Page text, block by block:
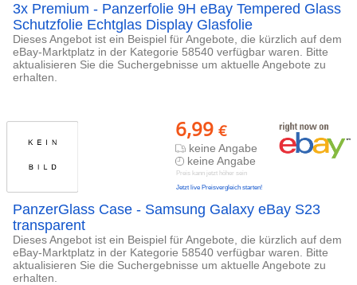
3x Premium - Panzerfolie 9H eBay Tempered Glass
Schutzfolie Echtglas Display Glasfolie
Dieses Angebot ist ein Beispiel für Angebote, die kürzlich auf dem
eBay-Marktplatz in der Kategorie 58540 verfügbar waren. Bitte
aktualisieren Sie die Suchergebnisse um aktuelle Angebote zu
erhalten.
6,99 €
keine Angabe
keine Angabe
Preis kann jetzt höher sein
Jetzt live Preisvergleich starten!
PanzerGlass Case - Samsung Galaxy eBay S23
transparent
Dieses Angebot ist ein Beispiel für Angebote, die kürzlich auf dem
eBay-Marktplatz in der Kategorie 58540 verfügbar waren. Bitte
aktualisieren Sie die Suchergebnisse um aktuelle Angebote zu
erhalten.